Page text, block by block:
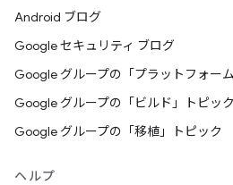
Android ブログ
Google セキュリティ ブログ
Google グループの「プラットフォー
Google グループの「ビルド」トピック
Google グループの「移植」トピック
ヘルプ